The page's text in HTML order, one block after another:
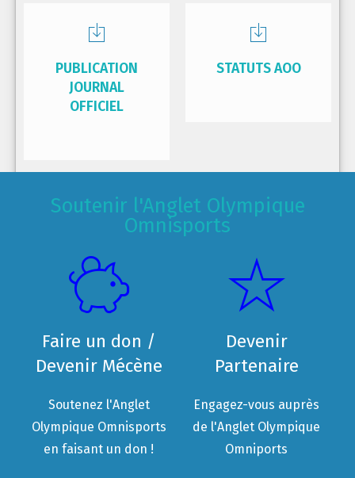
PUBLICATION
JOURNAL
OFFICIEL
STATUTS AOO
Soutenir l'Anglet Olympique
Omnisports
Faire un don /
Devenir Mécène
Soutenez l'Anglet
Olympique Omnisports
en faisant un don !
Devenir
Partenaire
Engagez-vous auprès
de l'Anglet Olympique
Omniports